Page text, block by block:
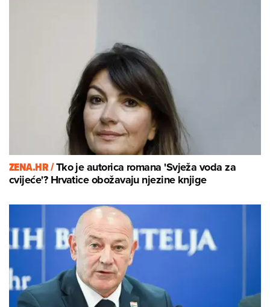
ZENA.HR /Tko je autorica romana 'Svježa voda za
cvijeće'? Hrvatice obožavaju njezine knjige